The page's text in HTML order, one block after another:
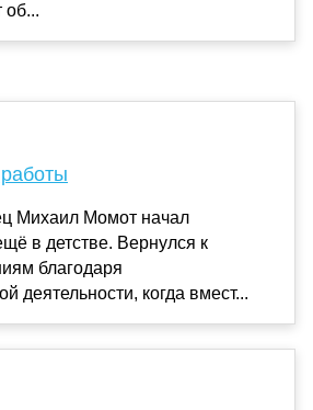
об...
Михаил Момот начал
в детстве. Вернулся к
благодаря
деятельности, когда вмест...